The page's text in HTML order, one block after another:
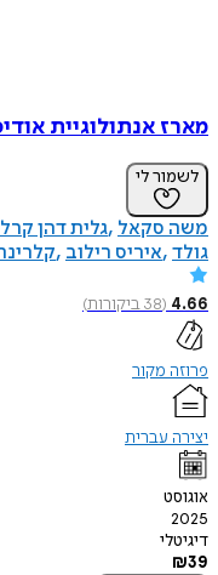
מארז אנתולוגיית
לשמור לי
משה סקאל גלית דהן
גולד איריס רילוב
4.66
(
38ביקורות)
פרוזה מקור
יצירה עברית
אוגוסט
2025
דיגיטלי
₪39